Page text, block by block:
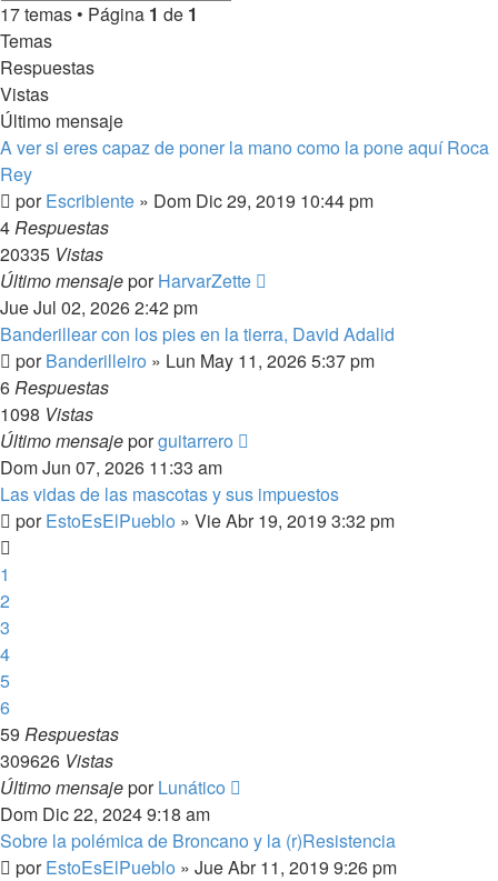
17 temas • Página 1 de 1
Temas
Respuestas
Vistas
Último mensaje
A ver si eres capaz de poner la mano como la pone aquí Roca
Rey
porEscribiente » Dom Dic 29, 2019 10:44 pm
4Respuestas
20335 Vistas
Último mensajeporHarvarZette
Jue Jul 02, 2026 2:42 pm
Banderillear con los pies en la tierra, David Adalid
porBanderilleiro » Lun May 11, 2026 5:37 pm
6Respuestas
1098 Vistas
Último mensajeporguitarrero
Dom Jun 07, 2026 11:33 am
Las vidas de las mascotas y sus impuestos
porEstoEsElPueblo » Vie Abr 19, 2019 3:32 pm
1
2
3
4
5
6
59 Respuestas
309626 Vistas
Último mensajeporLunático
Dom Dic 22, 2024 9:18 am
Sobre la polémica de Broncano y la (r)Resistencia
porEstoEsElPueblo » Jue Abr 11, 2019 9:26 pm